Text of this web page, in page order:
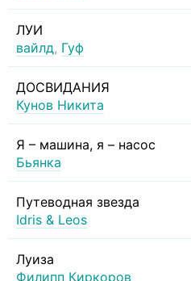
ЛУИ
вайлд, Гуф
ДОСВИДАНИЯ
Кунов Никита
Я – машина, я – насос
Бьянка
Путеводная звезда
Idris & Leos
Луиза
Филипп Киркоров